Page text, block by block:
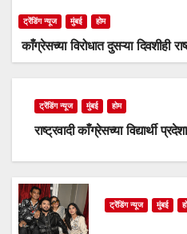
ट्रेंडिंग न्यूज मुंबई होम
काँग्रेसच्या विरोधात दुसऱ्या दिवशीही
ट्रेंडिंग न्यूज मुंबई होम
राष्ट्रवादी काँग्रेसच्या विद्यार्थी
ट्रेंडिंग न्यूज मुंबई